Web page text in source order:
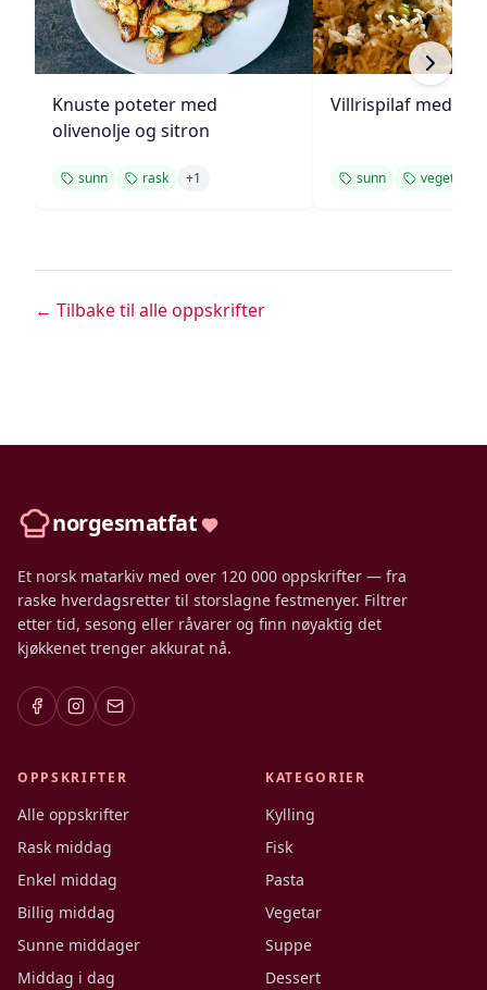
Knuste poteter med
olivenolje og sitron
sunn rask +1
Villrispilaf med
sunn vegetar
← Tilbake til alle oppskrifter
norgesmatfat
Et norsk matarkiv med over 120 000 oppskrifter — fra
raske hverdagsretter til storslagne festmenyer. Filtrer
etter tid, sesong eller råvarer og finn nøyaktig det
kjøkkenet trenger akkurat nå.
OPPSKRIFTER
Alle oppskrifter
Rask middag
Enkel middag
Billig middag
Sunne middager
Middag i dag
KATEGORIER
Kylling
Fisk
Pasta
Vegetar
Suppe
Dessert